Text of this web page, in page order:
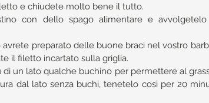
e chiudete molto bene il tutto.
con dello spago alimentare e
preparato delle buone braci nel vostro
il filetto incartato sulla griglia.
di un lato qualche buchino per permettere al
dal lato senza buchi, tenetelo così per 20